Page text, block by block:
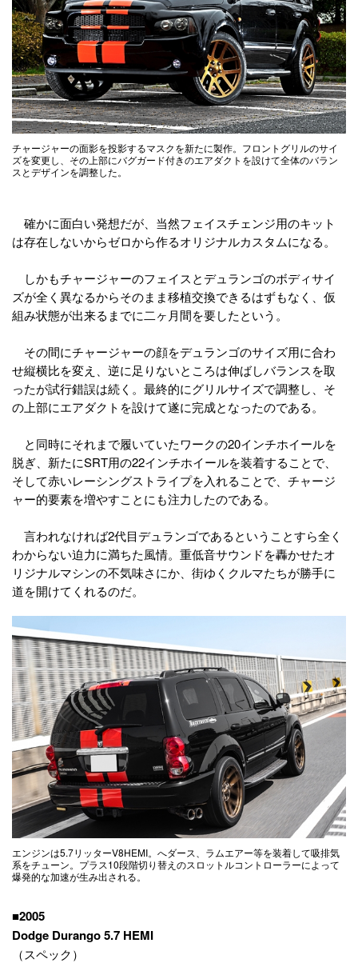
チャージャーの面影を投影するマスクを新たに製作。フロントグリルのサイ
ズを変更し、その上部にバグガード付きのエアダクトを設けて全体のバラン
スとデザインを調整した。
確かに面白い発想だが、当然フェイスチェンジ用のキット
は存在しないからゼロから作るオリジナルカスタムになる。
しかもチャージャーのフェイスとデュランゴのボディサイ
ズが全く異なるからそのまま移植交換できるはずもなく、仮
組み状態が出来るまでに二ヶ月間を要したという。
その間にチャージャーの顔をデュランゴのサイズ用に合わ
せ縦横比を変え、逆に足りないところは伸ばしバランスを取
ったが試行錯誤は続く。最終的にグリルサイズで調整し、そ
の上部にエアダクトを設けて遂に完成となったのである。
と同時にそれまで履いていたワークの20インチホイールを
脱ぎ、新たにSRT用の22インチホイールを装着することで、
そして赤いレーシングストライプを入れることで、チャージ
ャー的要素を増やすことにも注力したのである。
言われなければ2代目デュランゴであるということすら全く
わからない迫力に満ちた風情。重低音サウンドを轟かせたオ
リジナルマシンの不気味さにか、街ゆくクルマたちが勝手に
道を開けてくれるのだ。
エンジンは5.7リッターV8HEMI。へダース、ラムエアー等を装着して吸排気
系をチューン。プラス10段階切り替えのスロットルコントローラーによって
爆発的な加速が生み出される。
■2005
Dodge Durango 5.7 HEMI
（スペック）